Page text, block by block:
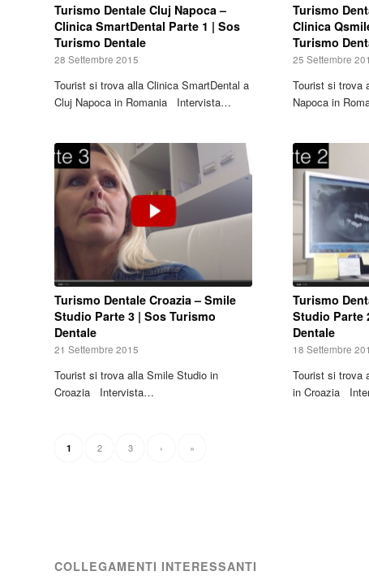
Turismo Dentale Cluj Napoca –
Clinica SmartDental Parte 1 | Sos
Turismo Dentale
28 Settembre 2015
Tourist si trova alla Clinica SmartDental a
Cluj Napoca in Romania Intervista…
Turismo
Clinica
Turismo
25 Settembre
Tourist si trova
Napoca in
Turismo Dentale Croazia – Smile
Studio Parte 3 | Sos Turismo
Dentale
21 Settembre 2015
Tourist si trova alla Smile Studio in
Croazia Intervista…
Turismo
Studio Parte
Dentale
18 Settembre
Tourist si trova
in Croazia
1 2 3 › »
COLLEGAMENTI INTERESSANTI